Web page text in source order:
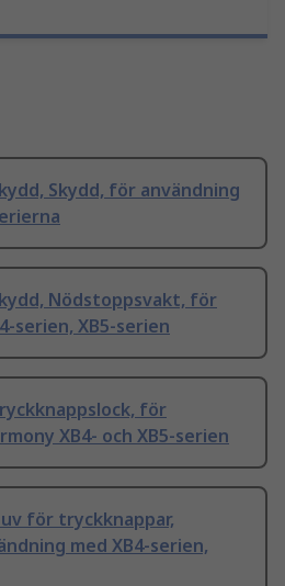
Skydd, för användning
Nödstoppsvakt, för
serien, XB5-serien
för
XB4- och XB5-serien
för tryckknappar,
med XB4-serien,